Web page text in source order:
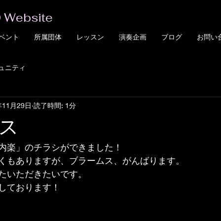
Website
ント 所属団体 レッスン 演奏企画 ブログ お問い
ニティ
月29日 読了時間: 1分
楽」のチラシができました！
もありますが、ブラームス、がんばります。
いただきたいです。
ております！